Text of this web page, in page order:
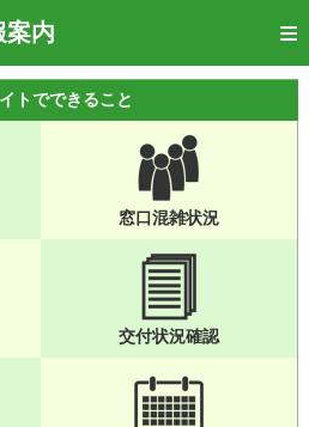
案内
トでできること
窓口混雑状況
交付状況確認